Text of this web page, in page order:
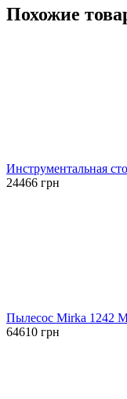
Похожие
Инструментальная
24466 грн
Пылесос Mirka 1242
64610 грн